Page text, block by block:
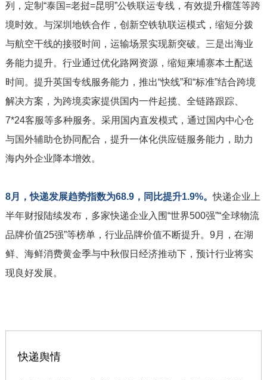
列，定制“泰国=老挝=昆明”公铁联运专线，有效提升榴莲等跨
境时效。与深圳地铁合作，创新空铁轨联运模式，缩短分拨
与航空干线的接驳时间，运输场景实现新突破。三是出海业
务能力提升。行业通过优化路网资源，缩短柬埔寨本土配送
时间。提升英国专线服务能力，推出“快线”和“标准”结合跨境
解决方案，为跨境卖家提供国内一件起揽、全链路跟踪、
7*24客服等多种服务。采用国内直发模式，通过国内中心仓
与国外辅助仓协同配合，提升一体化供应链服务能力，助力
海内外企业降本增效。
8月，快递发展趋势指数为68.9，同比提升1.9%。快递企业上
半年财报陆续发布，多家快递企业入围“世界500强”“全球物流
品牌价值25强”等榜单，行业品牌价值不断提升。9月，在湖
鲜、海鲜消费黄金季与中秋假日经济推动下，预计行业将实
现良好发展。
快递舆情